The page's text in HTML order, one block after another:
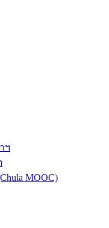
ฯ
MOOC)